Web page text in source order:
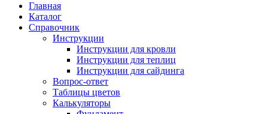
Главная
Каталог
Cправочник
Инструкции
Инструкции для кровли
Инструкции для теплиц
Инструкции для сайдинга
Вопрос-ответ
Таблицы цветов
Калькуляторы